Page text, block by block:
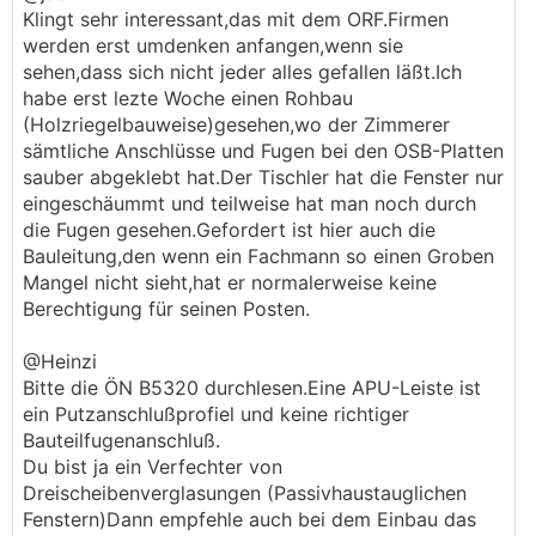
Klingt sehr interessant,das mit dem ORF.Firmen
werden erst umdenken anfangen,wenn sie
sehen,dass sich nicht jeder alles gefallen läßt.Ich
habe erst lezte Woche einen Rohbau
(Holzriegelbauweise)gesehen,wo der Zimmerer
sämtliche Anschlüsse und Fugen bei den OSB-Platten
sauber abgeklebt hat.Der Tischler hat die Fenster nur
eingeschäummt und teilweise hat man noch durch
die Fugen gesehen.Gefordert ist hier auch die
Bauleitung,den wenn ein Fachmann so einen Groben
Mangel nicht sieht,hat er normalerweise keine
Berechtigung für seinen Posten.
@Heinzi
Bitte die ÖN B5320 durchlesen.Eine APU-Leiste ist
ein Putzanschlußprofiel und keine richtiger
Bauteilfugenanschluß.
Du bist ja ein Verfechter von
Dreischeibenverglasungen (Passivhaustauglichen
Fenstern)Dann empfehle auch bei dem Einbau das